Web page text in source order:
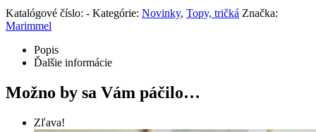
Katalógové číslo: - Kategórie: Novinky, Topy, tričká Značka:
Marimmel
Popis
Ďalšie informácie
Možno by sa Vám páčilo…
Zľava!